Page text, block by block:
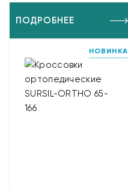
ПОДРОБНЕЕ
НОВИНКА